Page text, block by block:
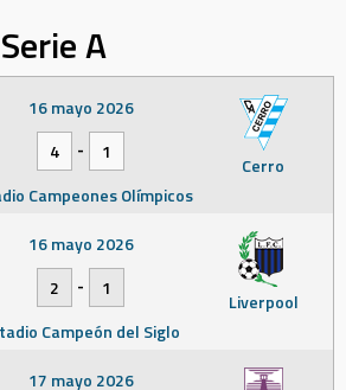
A
Cerro
16 mayo 2026
4
-
1
Campeones Olímpicos
Liverpool
16 mayo 2026
2
-
1
Campeón del Siglo
17 mayo 2026